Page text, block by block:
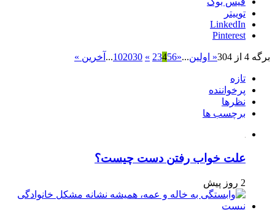
توییتر
LinkedIn
Pinterest
برگه 4 از 304 « اولین...
«
23456
»
102030
... آخرین »
تازه
پرخواننده
نظرها
برچسب ها
علت خواب رفتن دست چیست؟
2 روز پیش